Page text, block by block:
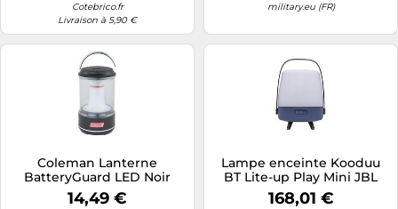
Cotebrico.fr
Livraison à 5,90 €
military.eu (FR)
Coleman Lanterne
BatteryGuard LED Noir
Taille Unique
14,49 €
Lampe enceinte Kooduu
BT Lite-up Play Mini JBL
Bleu Bleu G
168,01 €